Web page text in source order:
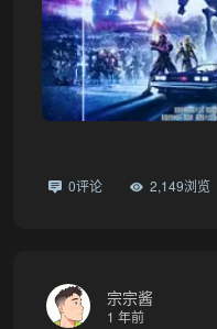
0评论 2,149浏览
宗宗酱
1 年前